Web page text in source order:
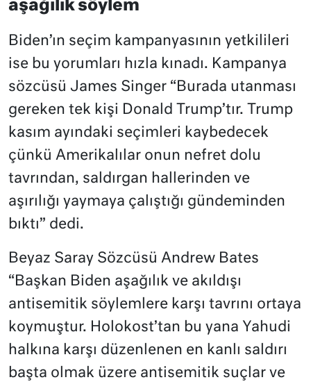
aşağılık söylem
Biden’ın seçim kampanyasının yetkilileri
ise bu yorumları hızla kınadı. Kampanya
sözcüsü James Singer “Burada utanması
gereken tek kişi Donald Trump’tır. Trump
kasım ayındaki seçimleri kaybedecek
çünkü Amerikalılar onun nefret dolu
tavrından, saldırgan hallerinden ve
aşırılığı yaymaya çalıştığı gündeminden
bıktı” dedi.
Beyaz Saray Sözcüsü Andrew Bates
“Başkan Biden aşağılık ve akıldışı
antisemitik söylemlere karşı tavrını ortaya
koymuştur. Holokost’tan bu yana Yahudi
halkına karşı düzenlenen en kanlı saldırı
başta olmak üzere antisemitik suçlar ve